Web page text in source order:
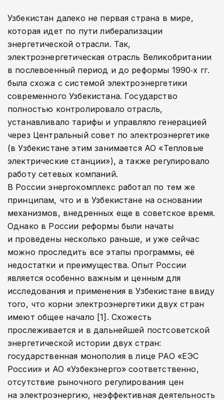
Узбекистан далеко не первая страна в мире,
которая идет по пути либерализации
энергетической отрасли. Так,
электроэнергетическая отрасль Великобритании
в послевоенный период и до реформы 1990‑х гг.
была схожа с системой электроэнергетики
современного Узбекистана. Государство
полностью контролировало отрасль,
устанавливало тарифы и управляло генерацией
через Центральный совет по электроэнергетике
(в Узбекистане этим занимается АО «Тепловые
электрические станции»), а также регулировало
работу сетевых компаний.
В России энергокомплекс работал по тем же
принципам, что и в Узбекистане на основании
механизмов, внедренных еще в советское время.
Однако в России реформы были начаты
и проведены несколько раньше, и уже сейчас
можно проследить все этапы программы, её
недостатки и преимущества. Опыт России
является особенно важным и ценным для
исследования и применения в Узбекистане ввиду
того, что корни электроэнергетики двух стран
имеют общее начало [1]. Схожесть
прослеживается и в дальнейшей постсоветской
энергетической истории двух стран:
государственная монополия в лице РАО «ЕЭС
России» и АО «Узбекэнерго» соответственно,
отсутствие рыночного регулирования цен
на электроэнергию, неэффективная деятельность